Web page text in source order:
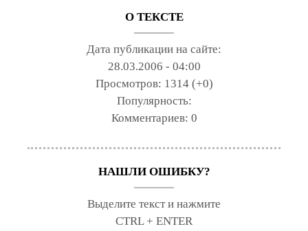
О ТЕКСТЕ
Дата публикации на сайте:
28.03.2006 - 04:00
Просмотров: 1314 (+0)
Популярность:
Комментариев: 0
НАШЛИ ОШИБКУ?
Выделите текст и нажмите
CTRL + ENTER